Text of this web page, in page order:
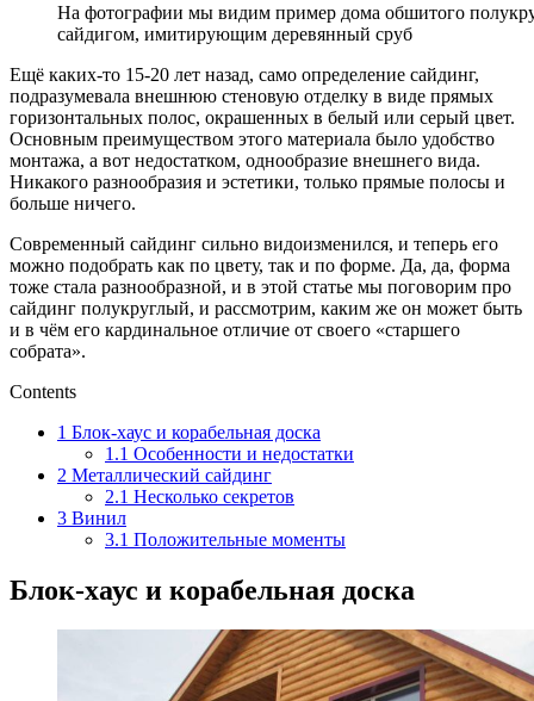
На фотографии мы видим пример дома обшитого
сайдигом, имитирующим деревянный сруб
Ещё каких-то 15-20 лет назад, само определение сайдинг,
подразумевала внешнюю стеновую отделку в виде прямых
горизонтальных полос, окрашенных в белый или серый цвет.
Основным преимуществом этого материала было удобство
монтажа, а вот недостатком, однообразие внешнего вида.
Никакого разнообразия и эстетики, только прямые полосы и
больше ничего.
Современный сайдинг сильно видоизменился, и теперь его
можно подобрать как по цвету, так и по форме. Да, да, форма
тоже стала разнообразной, и в этой статье мы поговорим про
сайдинг полукруглый, и рассмотрим, каким же он может быть
и в чём его кардинальное отличие от своего «старшего
собрата».
Contents
1 Блок-хаус и корабельная доска
1.1 Особенности и недостатки
2 Металлический сайдинг
2.1 Несколько секретов
3 Винил
3.1 Положительные моменты
Блок-хаус и корабельная доска